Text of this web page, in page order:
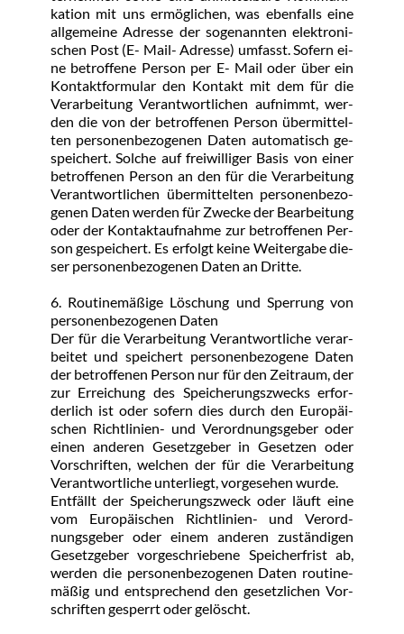
ka­ti­on mit uns er­mög­li­chen, was eben­falls ei­ne
all­ge­mei­ne Adres­se der so­ge­nann­ten elek­tro­ni­
schen Post (E- Mail- Adres­se) um­fasst. So­fern ei­
ne be­trof­fe­ne Per­son per E- Mail oder über ein
Kon­takt­for­mu­lar den Kon­takt mit dem für die
Ver­ar­bei­tung Ver­ant­wort­li­chen auf­nimmt, wer­
den die von der be­trof­fe­nen Per­son über­mit­tel­
ten per­so­nen­be­zo­ge­nen Da­ten au­to­ma­tisch ge­
spei­chert. Sol­che auf frei­wil­li­ger Ba­sis von ei­ner
be­trof­fe­nen Per­son an den für die Ver­ar­bei­tung
Ver­ant­wort­li­chen über­mit­tel­ten per­so­nen­be­zo­
ge­nen Da­ten wer­den für Zwe­cke der Be­ar­bei­tung
oder der Kon­takt­auf­nah­me zur be­trof­fe­nen Per­
son ge­spei­chert. Es er­folgt kei­ne Wei­ter­ga­be die­
ser per­so­nen­be­zo­ge­nen Da­ten an Drit­te.
6. Rou­ti­ne­mä­ßi­ge Lö­schung und Sper­rung von
per­so­nen­be­zo­ge­nen Da­ten
Der für die Ver­ar­bei­tung Ver­ant­wort­li­che ver­ar­
bei­tet und spei­chert per­so­nen­be­zo­ge­ne Da­ten
der be­trof­fe­nen Per­son nur für den Zeit­raum, der
zur Er­rei­chung des Spei­che­rungs­zwecks er­for­
der­lich ist oder so­fern dies durch den Eu­ro­päi­
schen Richt­li­ni­en- und Ver­ord­nungs­ge­ber oder
ei­nen an­de­ren Ge­setz­ge­ber in Ge­set­zen oder
Vor­schrif­ten, wel­chen der für die Ver­ar­bei­tung
Ver­ant­wort­li­che un­ter­liegt, vor­ge­se­hen wur­de.
Ent­fällt der Spei­che­rungs­zweck oder läuft ei­ne
vom Eu­ro­päi­schen Richt­li­ni­en- und Ver­ord­
nungs­ge­ber oder ei­nem an­de­ren zu­stän­di­gen
Ge­setz­ge­ber vor­ge­schrie­be­ne Spei­cher­frist ab,
wer­den die per­so­nen­be­zo­ge­nen Da­ten rou­ti­ne­
mä­ßig und ent­spre­chend den ge­setz­li­chen Vor­
schrif­ten ge­sperrt oder ge­löscht.